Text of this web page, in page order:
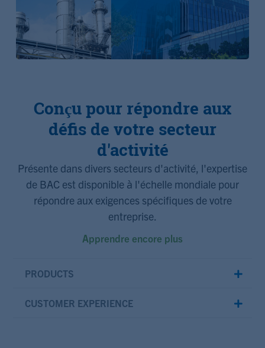
Conçu pour répondre aux
défis de votre secteur
d'activité
Présente dans divers secteurs d'activité, l'expertise
de BAC est disponible à l'échelle mondiale pour
répondre aux exigences spécifiques de votre
entreprise.
Apprendre encore plus
PRODUCTS
CUSTOMER EXPERIENCE